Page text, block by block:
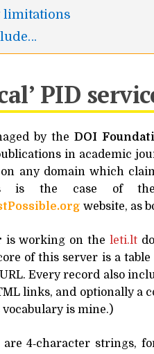
limitations
PID
by the DOI
in academic
any domain which
is the case of
website, as
is working on the leti​.lt
of this server is a
URL. Every record also
links, and optionally a
vocabulary is mine.)
4‑character strings,